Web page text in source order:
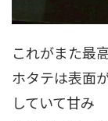
これがまた最
ホタテは表面
していて甘み